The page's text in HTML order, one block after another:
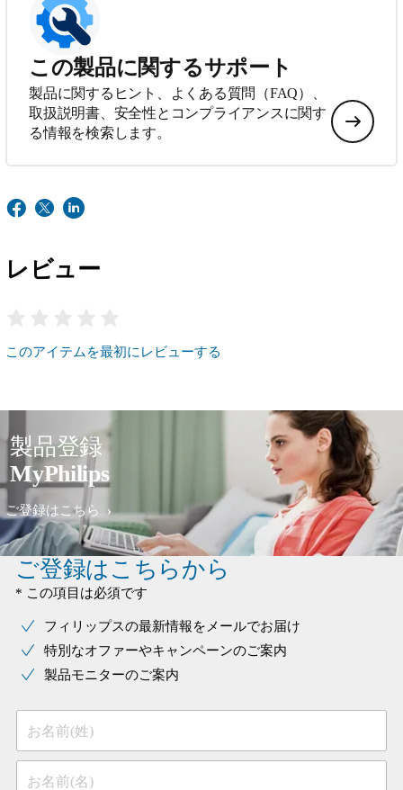
この製品に関するサポート
製品に関するヒント、よくある質問（FAQ）、
取扱説明書、安全性とコンプライアンスに関す
る情報を検索します。
レビュー
このアイテムを最初にレビューする
製品登録
MyPhilips
ご登録はこちら
ご登録はこちらから
* この項目は必須です
フィリップスの最新情報をメールでお届け
特別なオファーやキャンペーンのご案内
製品モニターのご案内
お名前(姓)
お名前(名)